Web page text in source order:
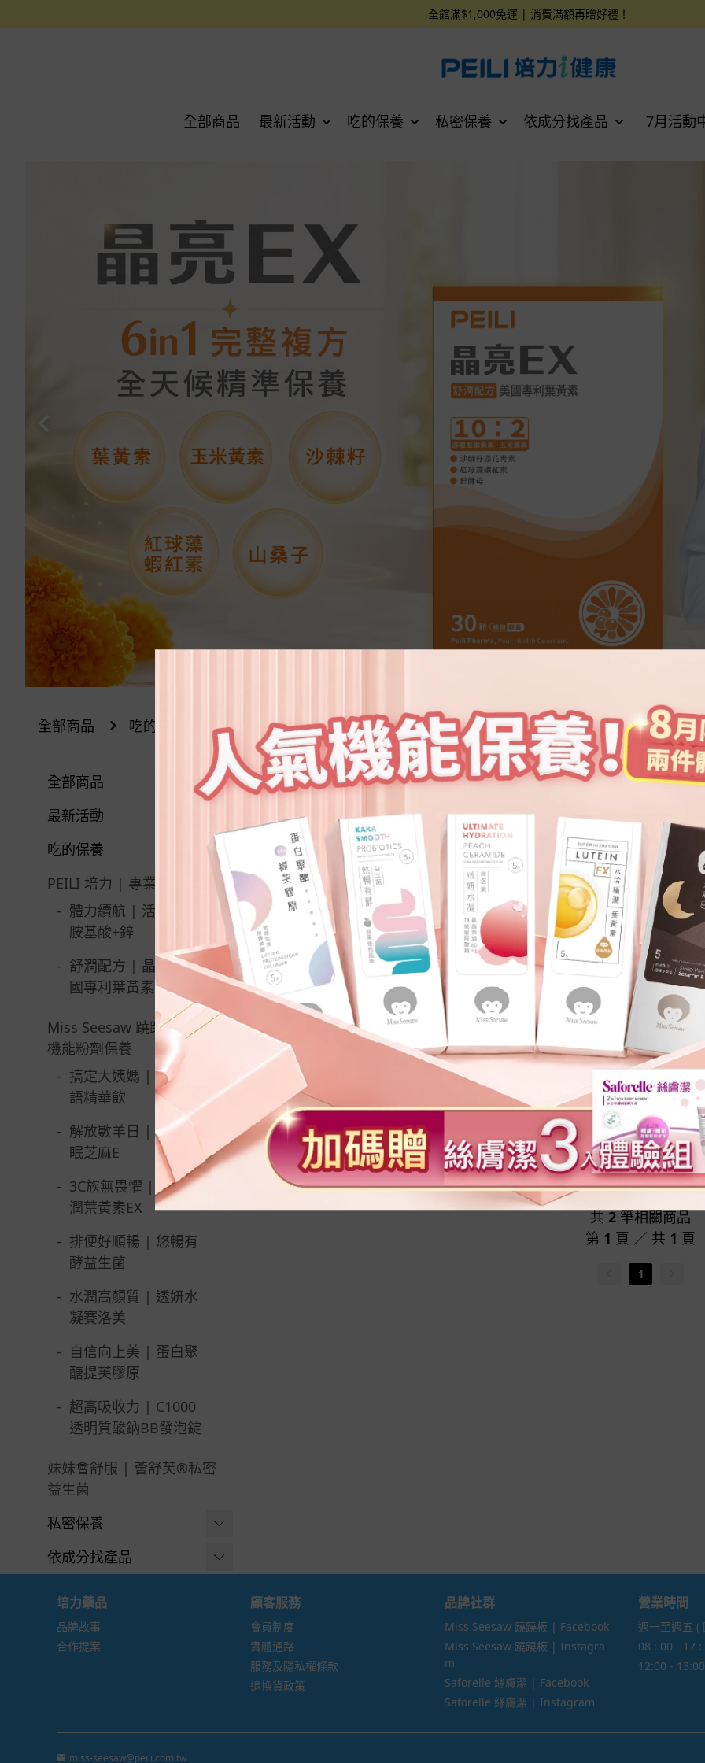
全館滿$1,000免運 | 消費滿額再贈好禮！
全部商品 最新活動 吃的保養 私密保養 依成分找產品 7月活動
全部商品 吃的保養 PEILI 培力 | 專業進階保養 舒潤配方 | 晶亮EX美國專利葉黃素膠囊
全部商品
最新活動
父親節限定 | 指定商品$88
薈舒芙現折$200 | 搭配PEI
LI培力系列
Miss Seesaw系列 | 兩件組
體驗價99元
8月限定 | 買1送1
晶亮EX | 購買即贈水活極
潤葉黃素
吃的保養
PEILI 培力 | 專業進階保養
- 體力續航 | 活力能量
胺基酸+鋅
- 舒潤配方 | 晶亮EX美
國專利葉黃素膠囊
Miss Seesaw 蹺蹺板小姐 |
機能粉劑保養
- 搞定大姨媽 | 月月私
語精華飲
- 解放數羊日 | 夜舒好
眠芝麻E
- 3C族無畏懼 | 水活極
潤葉黃素EX
- 排便好順暢 | 悠暢有
酵益生菌
- 水潤高顏質 | 透妍水
凝賽洛美
- 自信向上美 | 蛋白聚
醣提芙膠原
- 超高吸收力 | C1000
透明質酸鈉BB發泡錠
妹妹會舒服 | 薈舒芙®私密
益生菌
私密保養
沐浴清潔
- 保濕加強
- 長效清新
依成分找產品
維生素C ⧸ 鐵
益生菌 ⧸ 酵素
舒潤配方 | 晶亮EX美國專利葉黃素膠囊
立即選購
晶亮EX美國專利葉黃素膠囊30粒/
立即選購
晶亮EX美國專利葉黃素膠
盒)X2盒
NT$ 2700 NT$ 1890
共2筆相關商品
第 1 頁 ／ 共 1 頁
1
培力藥品
品牌故事
合作提案
顧客服務
會員制度
實體通路
服務及隱私權條款
退換貨政策
品牌社群
Miss Seesaw 蹺蹺板 | Facebook
Miss Seesaw 蹺蹺板 | Instagra
m
Saforelle 絲膚潔 | Facebook
Saforelle 絲膚潔 | Instagram
營業時間
週一至週五 (
08 : 00 - 17 :
12:00 -
miss-seesaw@peili.com.tw